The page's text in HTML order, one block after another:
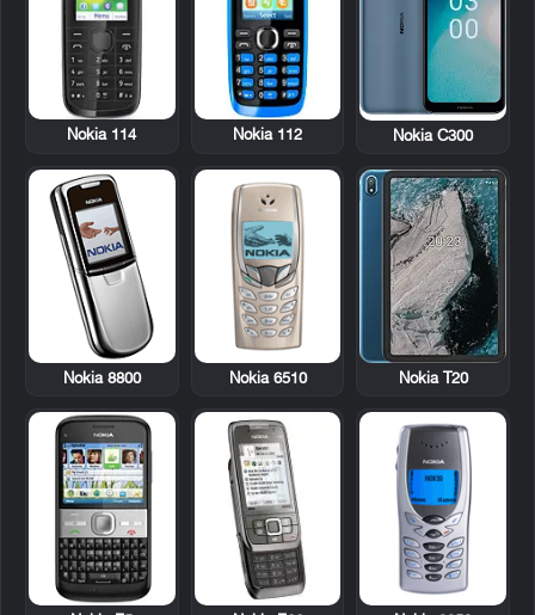
Nokia C300
Nokia 112
Nokia 114
Nokia T20
Nokia 6510
Nokia 8800